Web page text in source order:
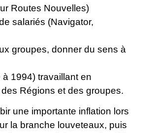
Routes Nouvelles)
salariés (Navigator,
groupes, donner du sens à
1994) travaillant en
Régions et des groupes.
une importante inflation lors
la branche louveteaux, puis